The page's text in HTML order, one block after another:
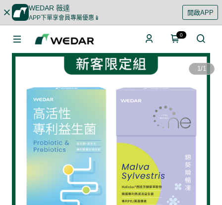
WEDAR 薇達
APP下單享會員專屬優惠📱
開啟APP
0
1/1